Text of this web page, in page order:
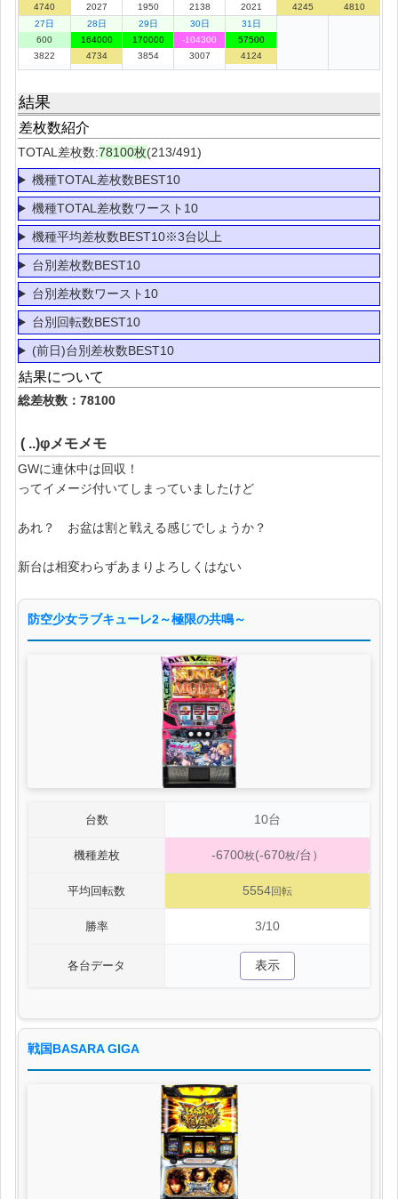
4740 2027 1950 2138 2021 4245
4810
27日
600
3822
28日
164000
4734
29日
170000
3854
30日
-104300
3007
31日
57500
4124
結果
差枚数紹介
TOTAL差枚数:78100枚(213/491)
機種TOTAL差枚数BEST10
機種TOTAL差枚数ワースト10
機種平均差枚数BEST10※3台以上
台別差枚数BEST10
台別差枚数ワースト10
台別回転数BEST10
(前日)台別差枚数BEST10
結果について
総差枚数：78100
( ..)φメモメモ
GWに連休中は回収！
ってイメージ付いてしまっていましたけど
あれ？ お盆は割と戦える感じでしょうか？
新台は相変わらずあまりよろしくはない
防空少女ラブキューレ2～極限の共鳴～
台数 10台
機種差枚 -6700枚(-670枚/台）
平均回転数 5554回転
勝率 3/10
各台データ 表示
戦国BASARA GIGA